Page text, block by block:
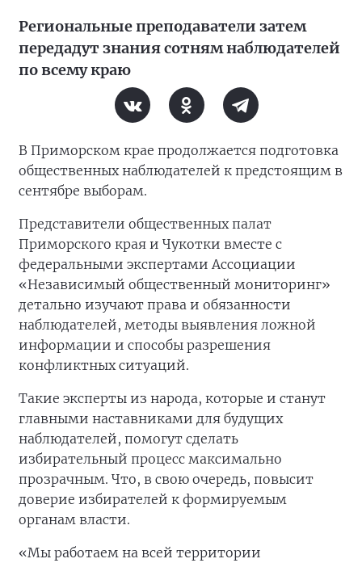
Региональные преподаватели затем
передадут знания сотням наблюдателей
по всему краю
В Приморском крае продолжается подготовка
общественных наблюдателей к предстоящим в
сентябре выборам.
Представители общественных палат
Приморского края и Чукотки вместе с
федеральными экспертами Ассоциации
«Независимый общественный мониторинг»
детально изучают права и обязанности
наблюдателей, методы выявления ложной
информации и способы разрешения
конфликтных ситуаций.
Такие эксперты из народа, которые и станут
главными наставниками для будущих
наблюдателей, помогут сделать
избирательный процесс максимально
прозрачным. Что, в свою очередь, повысит
доверие избирателей к формируемым
органам власти.
«Мы работаем на всей территории